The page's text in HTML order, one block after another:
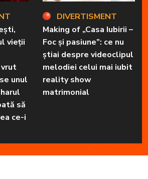
vieții
vrut
unul
să
ce-i
DIVERTISMENT
Making of „Casa Iubirii –
Foc și pasiune”: ce nu
știai despre videoclipul
melodiei celui mai iubit
reality show
matrimonial